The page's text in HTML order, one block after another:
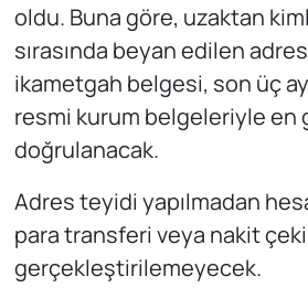
oldu. Buna göre, uzaktan
sırasında beyan edilen
ikametgah belgesi, son üç
resmi kurum belgeleriyle en
doğrulanacak.
Adres teyidi yapılmadan
para transferi veya nakit
gerçekleştirilemeyecek.